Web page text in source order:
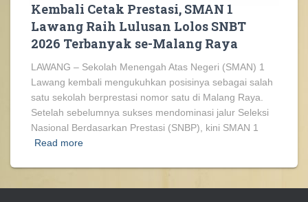
Kembali Cetak Prestasi, SMAN 1
Lawang Raih Lulusan Lolos SNBT
2026 Terbanyak se-Malang Raya
LAWANG – Sekolah Menengah Atas Negeri (SMAN) 1
Lawang kembali mengukuhkan posisinya sebagai salah
satu sekolah berprestasi nomor satu di Malang Raya.
Setelah sebelumnya sukses mendominasi jalur Seleksi
Nasional Berdasarkan Prestasi (SNBP), kini SMAN 1
Read more